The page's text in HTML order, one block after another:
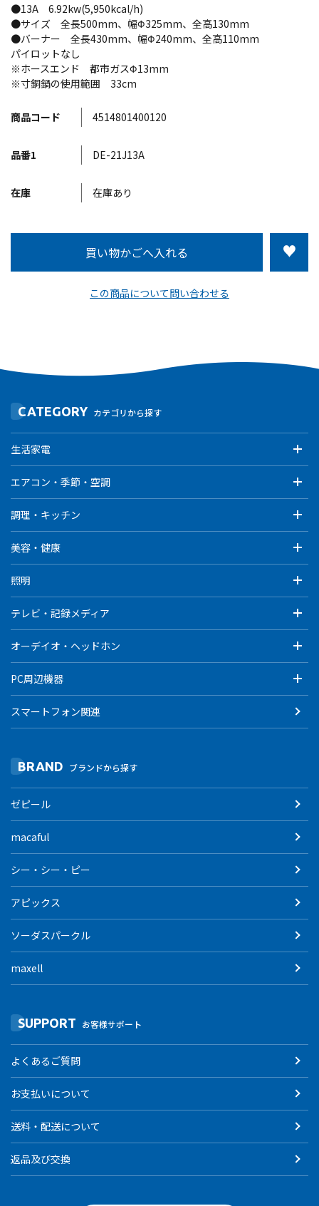
商品コード 4514801400120
品番1 DE-21J13A
在庫 在庫あり
この商品について問い合わせる
●13A 6.92kw(5,950kcal/h)
●サイズ 全長500mm、幅Φ325mm、全高130mm
●バーナー 全長430mm、幅Φ240mm、全高110mm
パイロットなし
※ホースエンド 都市ガスΦ13mm
※寸銅鍋の使用範囲 33cm
CATEGORY カテゴリから探す
生活家電
エアコン・季節・空調
調理・キッチン
美容・健康
照明
テレビ・記録メディア
オーデイオ・ヘッドホン
PC周辺機器
スマートフォン関連
BRAND ブランドから探す
ゼピール
macaful
シー・シー・ピー
アピックス
ソーダスパークル
maxell
SUPPORT お客様サポート
よくあるご質問
お支払いについて
送料・配送について
返品及び交換